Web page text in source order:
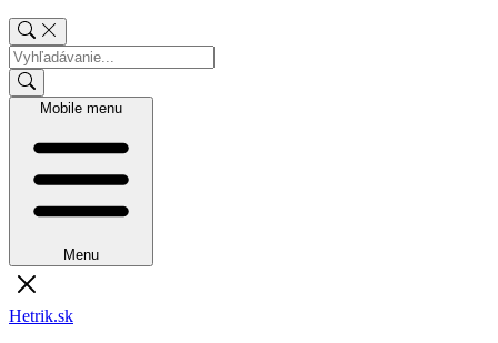
Mobile menu
Menu
Hetrik.sk